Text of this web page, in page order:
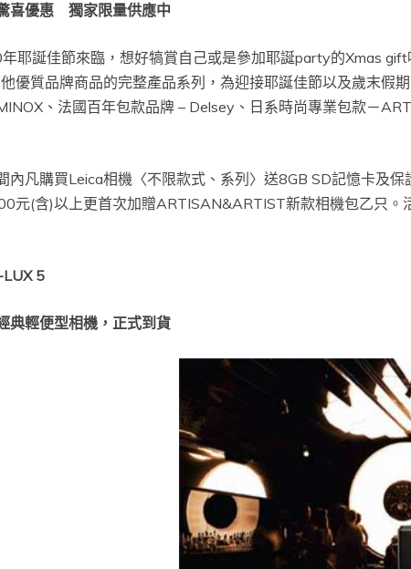
喜優惠 獨家限量供應中
耶誕佳節來臨，想好犒賞自己或是參加耶誕party的Xmas
優質品牌商品的完整產品系列，為迎接耶誕佳節以及歲末
、法國百年包款品牌 – Delsey、日系時尚專業包款－
內凡購買Leica相機〈不限款式、系列〉送8GB SD記憶卡及
元(含)以上更首次加贈ARTISAN&ARTIST新款相機包乙只
5
典輕便型相機，正式到貨